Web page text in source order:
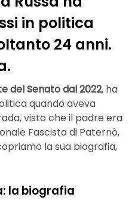
in politica
24 anni.
del Senato dal 2022, ha
quando aveva
visto che il padre era
Fascista di Paternò,
la sua biografia,
la biografia